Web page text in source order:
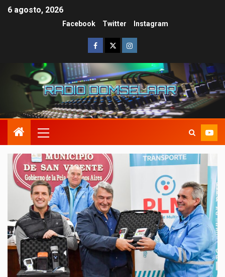
6 agosto, 2026
Facebook Twitter Instagram